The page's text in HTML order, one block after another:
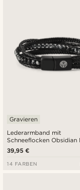
Lederarmband mit
Schneeflocken Obsidian
Gravieren
39,95 €
14 FARBEN